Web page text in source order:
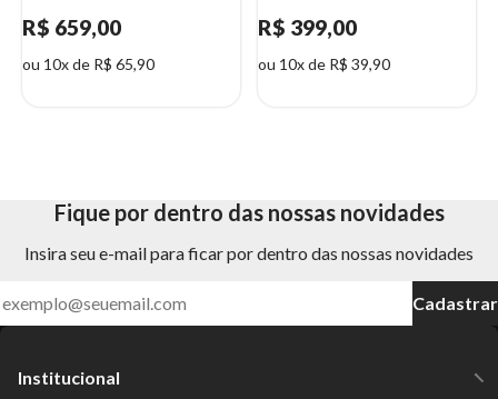
R$ 659,00
ou 10x de R$ 65,90
R$ 399,00
ou 10x de R$ 39,90
Fique por dentro das nossas novidades
Insira seu e-mail para ficar por dentro das nossas novidades
Cadastrar
Institucional